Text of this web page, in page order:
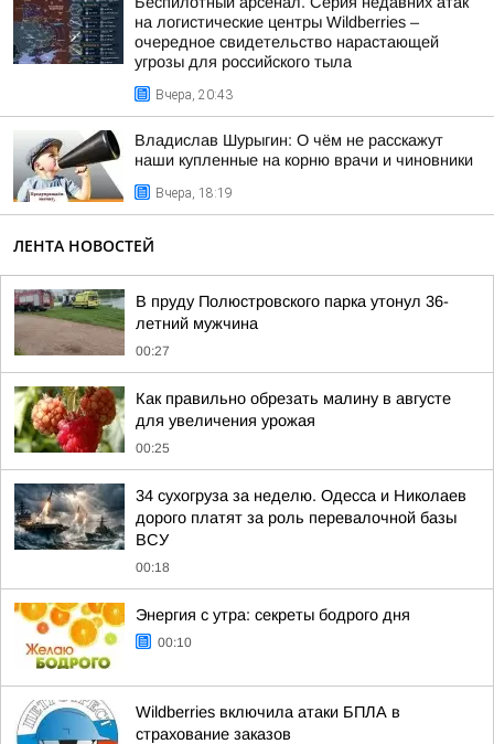
на логистические центры Wildberries –
очередное свидетельство нарастающей
угрозы для российского тыла
Вчера, 20:43
Владислав Шурыгин: О чём не расскажут
наши купленные на корню врачи и чиновники
Вчера, 18:19
ЛЕНТА НОВОСТЕЙ
В пруду Полюстровского парка утонул 36-
летний мужчина
00:27
Как правильно обрезать малину в августе
для увеличения урожая
00:25
34 сухогруза за неделю. Одесса и Николаев
дорого платят за роль перевалочной базы
ВСУ
00:18
Энергия с утра: секреты бодрого дня
00:10
Wildberries включила атаки БПЛА в
страхование заказов